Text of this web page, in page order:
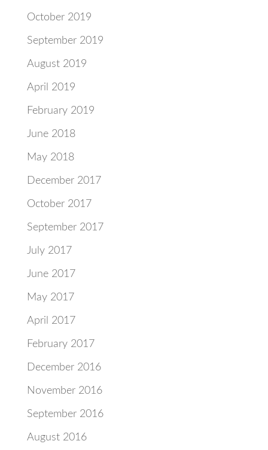
October 2019
September 2019
August 2019
April 2019
February 2019
June 2018
May 2018
December 2017
October 2017
September 2017
July 2017
June 2017
May 2017
April 2017
February 2017
December 2016
November 2016
September 2016
August 2016